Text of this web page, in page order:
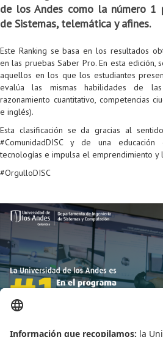
de los Andes como la número 1
de Sistemas, telemática y afines.
Este Ranking se basa en los resultados
en las pruebas Saber Pro. En esta edición,
aquellos en los que los estudiantes
evalúa las mismas habilidades de
razonamiento cuantitativo, competencias
e inglés).
Esta clasificación se da gracias al
#ComunidadDISC y de una
tecnologías e impulsa el emprendimiento y
#OrgulloDISC
Convocatoria ISIS
Oportunidades
TI en las Organizaciones
Computación Visual
Matemática computacional
Profesores
Acreditaciones
Internacionalización
Electivas reguladas
Electivas profesionales
Electivas profesionales en otros
Oferta de cursos periodo
Procesos administrativos
Consejería
Doble programa
Doble titulación
Intercambios académicos
Práctica académica
Ofertas
Práctica social
Proyecto de grado
Reintegro
Movilidad Estudiantil (Intercambio)
Reintegro
Retiro Voluntario
Aplazamiento
Trasnferencia Interna
Intercambio Is-Link
Reglamento General de Estudiantes
Oferta de cursos
Convocatorias
Maestría en Gerencia de
(MATI)
Maestría en Biología Computacional
Maestría en Tecnologías de
(MBIT)
Maestría en Seguridad de la
Maestría en Ingeniería de Sistemas y
Maestría en Ingeniería de Software
Escuela Internacional de Verano
Instructores
Profesores Adjuntos
Coordinadores generales
Coordinadores de programa
Gestores
Personal de apoyo
Ofertas Laborales
TICSw
Colaboratorio de Interacción,
Laboratorio de Arquitecturas
Laboratorio de Conectividad y Redes
Laboratorio de Computación Móvil
Laboratorio de Informática Forense
Laboratorio de Ingeniería de
Laboratorios de Seguridad de la
Sala de Video Juegos
Protocolo de bioseguridad